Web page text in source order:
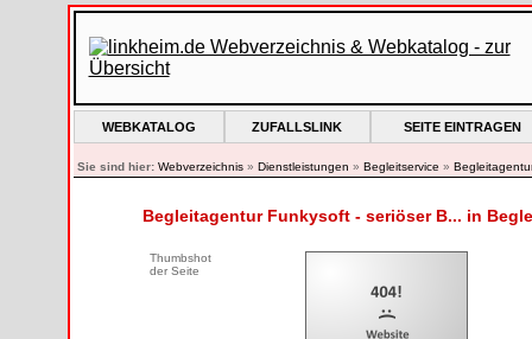
WEBKATALOG ZUFALLSLINK SEITE EINTRAGEN
Sie sind hier: Webverzeichnis» Dienstleistungen » Begleitservice »
Begleitagentur Funkysoft - seriöser B... in
Thumbshot
der Seite